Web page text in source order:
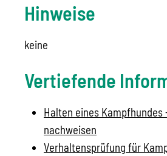
Hinweise
keine
Vertiefende
Halten eines Kampfhundes
nachweisen
Verhaltensprüfung für